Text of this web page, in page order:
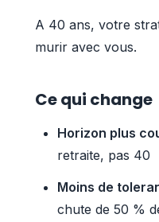
A 40 ans, votre
murir avec vous.
Ce qui change
Horizon plus
retraite, pas 40
Moins de
chute de 50 %